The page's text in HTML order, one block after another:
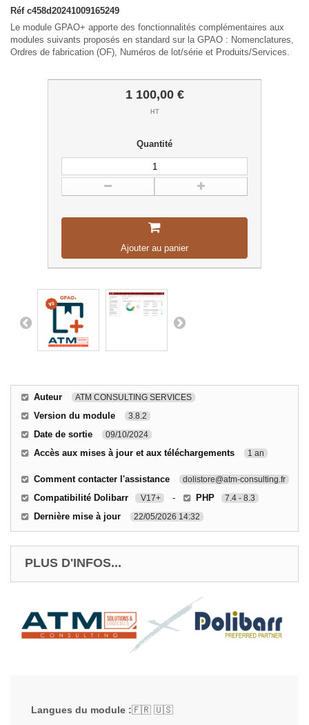
Réf c458d20241009165249
Le module GPAO+ apporte des fonctionnalités complémentaires aux
modules suivants proposés en standard sur la GPAO : Nomenclatures,
Ordres de fabrication (OF), Numéros de lot/série et Produits/Services.
1 100,00 €
HT
Quantité
Ajouter au panier
Auteur ATM CONSULTING SERVICES
Version du module 3.8.2
Date de sortie 09/10/2024
Accès aux mises à jour et aux téléchargements 1 an
Comment contacter l'assistance dolistore@atm-consulting.fr
Compatibilité Dolibarr V17+ - PHP 7.4 - 8.3
Dernière mise à jour 22/05/2026 14:32
PLUS D'INFOS...
Langues du module :🇫🇷 🇺🇸